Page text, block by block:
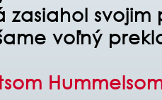
zasiahol
voľný